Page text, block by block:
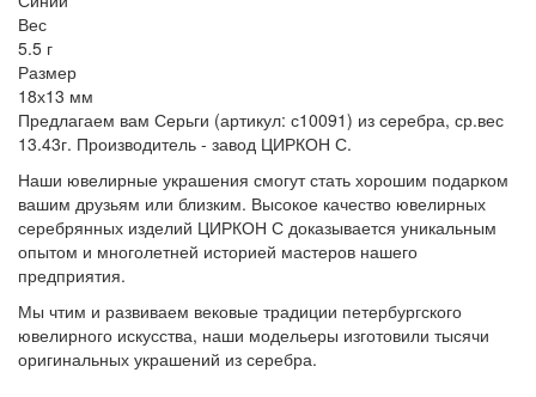
Вес
5.5 г
Размер
18х13 мм
Предлагаем вам Серьги (артикул: с10091) из серебра, ср.вес
13.43г. Производитель - завод ЦИРКОН С.
Наши ювелирные украшения смогут стать хорошим подарком
вашим друзьям или близким. Высокое качество ювелирных
серебрянных изделий ЦИРКОН С доказывается уникальным
опытом и многолетней историей мастеров нашего
предприятия.
Мы чтим и развиваем вековые традиции петербургского
ювелирного искусства, наши модельеры изготовили тысячи
оригинальных украшений из серебра.